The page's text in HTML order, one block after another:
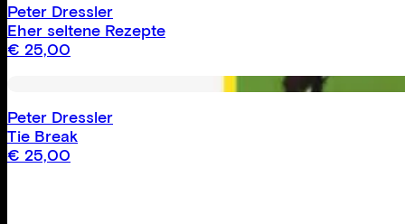
Peter Dressler
Eher seltene Rezepte
€ 25,00
Peter Dressler
Tie Break
€ 25,00